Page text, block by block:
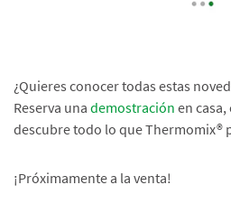
¿Quieres conocer todas estas
Reserva una demostración en
descubre todo lo que Thermomix®
¡Próximamente a la venta!